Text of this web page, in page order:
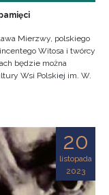
Mierzwy, polskiego
Witosa i twórcy
będzie można
Wsi Polskiej im. W.
20
listopada
2023